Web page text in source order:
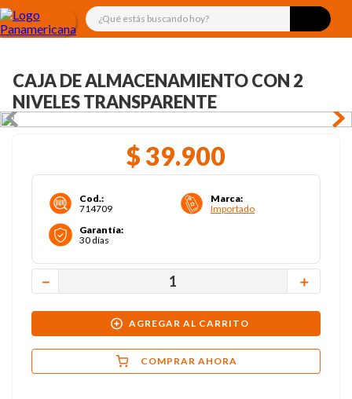
¿Qué estás buscando hoy?
CAJA DE ALMACENAMIENTO CON 2
NIVELES TRANSPARENTE
$ 39.900
Cod.:
714709
Marca:
Importado
Garantía:
30 días
＋
－
AGREGAR AL CARRITO
COMPRAR AHORA